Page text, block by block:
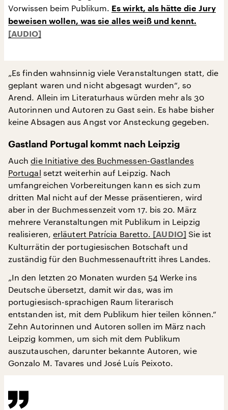
Vorwissen beim Publikum. Es wirkt, als hätte die Jury
beweisen wollen, was sie alles weiß und kennt.
„Es finden wahnsinnig viele Veranstaltungen statt, die
geplant waren und nicht abgesagt wurden“, so
Arend. Allein im Literaturhaus würden mehr als 30
Autorinnen und Autoren zu Gast sein. Es habe bisher
keine Absagen aus Angst vor Ansteckung gegeben.
Gastland Portugal kommt nach Leipzig
Auchdie Initiative des Buchmessen-Gastlandes
Portugal setzt weiterhin auf Leipzig. Nach
umfangreichen Vorbereitungen kann es sich zum
dritten Mal nicht auf der Messe präsentieren, wird
aber in der Buchmessenzeit vom 17. bis 20. März
mehrere Veranstaltungen mit Publikum in Leipzig
realisieren,erläutert Patrícia Baretto.
Sie ist
Kulturrätin der portugiesischen Botschaft und
zuständig für den Buchmessenauftritt ihres Landes.
„In den letzten 20 Monaten wurden 54 Werke ins
Deutsche übersetzt, damit wir das, was im
portugiesisch-sprachigen Raum literarisch
entstanden ist, mit dem Publikum hier teilen können.“
Zehn Autorinnen und Autoren sollen im März nach
Leipzig kommen, um sich mit dem Publikum
auszutauschen, darunter bekannte Autoren, wie
Gonzalo M. Tavares und José Luís Peixoto.